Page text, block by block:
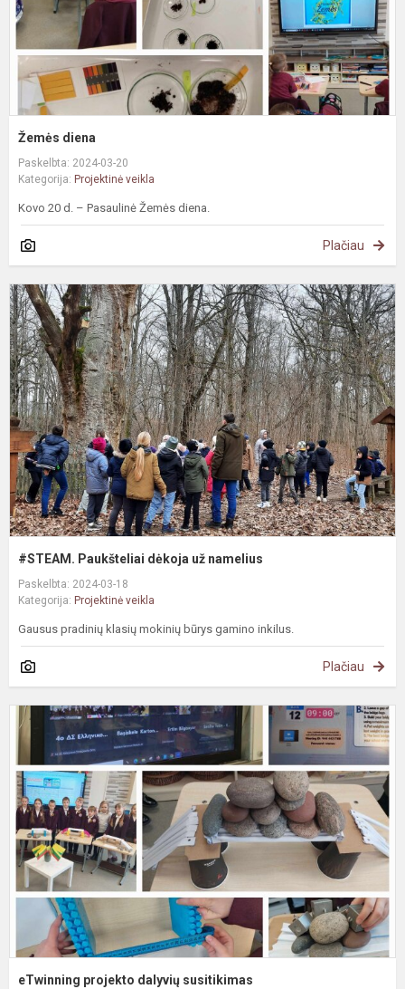
Žemės diena
Paskelbta: 2024-03-20
Kategorija: Projektinė veikla
Kovo 20 d. – Pasaulinė Žemės diena.
Plačiau
#STEAM. Paukšteliai dėkoja už namelius
Paskelbta: 2024-03-18
Kategorija: Projektinė veikla
Gausus pradinių klasių mokinių būrys gamino inkilus.
Plačiau
eTwinning projekto dalyvių susitikimas